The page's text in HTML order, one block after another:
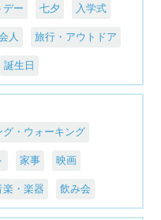
デー 七夕 入学式
人 旅行・アウトドア
誕生日
グ・ウォーキング
家事 映画
楽・楽器 飲み会